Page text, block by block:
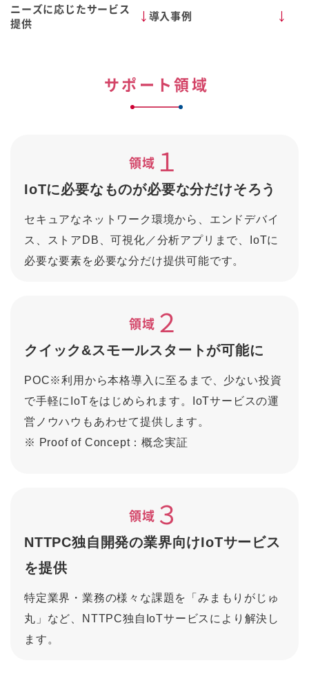
ニーズに応じたサービス
提供
導入事例
サポート領域
領域 １
IoTに必要なものが必要な分だけそろう
セキュアなネットワーク環境から、エンドデバイ
ス、ストアDB、可視化／分析アプリまで、IoTに
必要な要素を必要な分だけ提供可能です。
領域 ２
クイック&スモールスタートが可能に
POC※利用から本格導入に至るまで、少ない投資
で手軽にIoTをはじめられます。IoTサービスの運
営ノウハウもあわせて提供します。
※ Proof of Concept：概念実証
領域 ３
NTTPC独自開発の業界向けIoTサービス
を提供
特定業界・業務の様々な課題を「みまもりがじゅ
丸」など、NTTPC独自IoTサービスにより解決し
ます。